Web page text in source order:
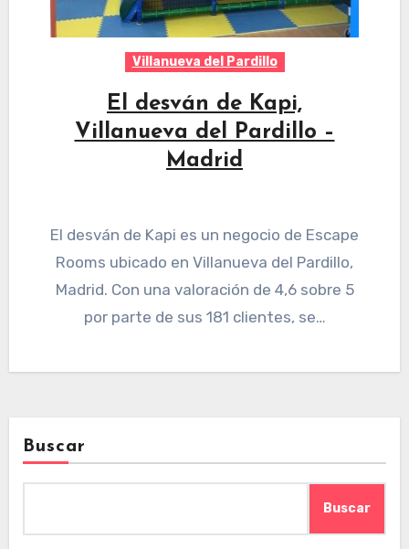
Villanueva del Pardillo
El desván de Kapi,
Villanueva del Pardillo –
Madrid
El desván de Kapi es un negocio de Escape
Rooms ubicado en Villanueva del Pardillo,
Madrid. Con una valoración de 4,6 sobre 5
por parte de sus 181 clientes, se…
Buscar
Buscar